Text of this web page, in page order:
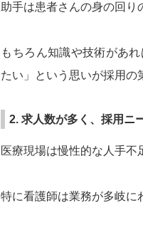
助手は患者さんの身の回り
もちろん知識や技術があ
たい」という思いが採用の
2. 求人数が多く、採用ニ
医療現場は慢性的な人手不
特に看護師は業務が多岐に